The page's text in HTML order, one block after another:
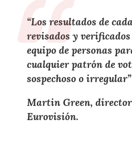
“Los resultados de
revisados y
equipo de personas
cualquier patrón de
sospechoso o irregular”
Martin Green, director
Eurovisión.